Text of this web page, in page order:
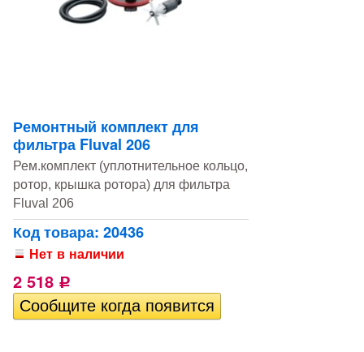
Ремонтный комплект для
фильтра Fluval 206
Рем.комплект (уплотнительное кольцо,
ротор, крышка ротора) для фильтра
Fluval 206
Код товара: 20436
Нет в наличии
2 518 Р